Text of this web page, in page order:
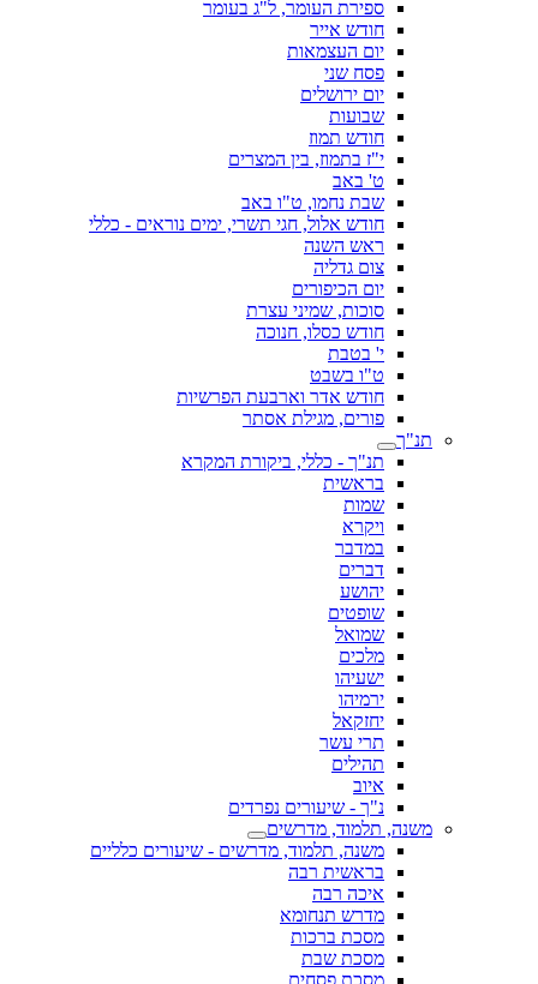
ספירת העומר, ל"ג בעומר
חודש אייר
יום העצמאות
פסח שני
יום ירושלים
שבועות
חודש תמוז
י"ז בתמוז, בין המצרים
ט' באב
שבת נחמו, ט"ו באב
חודש אלול, חגי תשרי, ימים נוראים - כללי
ראש השנה
צום גדליה
יום הכיפורים
סוכות, שמיני עצרת
חודש כסלו, חנוכה
י' בטבת
ט"ו בשבט
חודש אדר וארבעת הפרשיות
פורים, מגילת אסתר
תנ"ך
תנ"ך - כללי, ביקורת המקרא
בראשית
שמות
ויקרא
במדבר
דברים
יהושע
שופטים
שמואל
מלכים
ישעיהו
ירמיהו
יחזקאל
תרי עשר
תהילים
איוב
נ"ך - שיעורים נפרדים
משנה, תלמוד, מדרשים
משנה, תלמוד, מדרשים - שיעורים כלליים
בראשית רבה
איכה רבה
מדרש תנחומא
מסכת ברכות
מסכת שבת
מסכת פסחים